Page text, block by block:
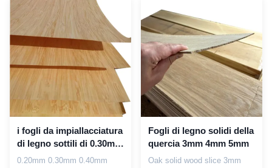
i fogli da impiallacciatura
di legno sottili di 0.30mm
0.40mm 0.50mm
0.20mm 0.30mm 0.40mm
Fogli di legno solidi della
quercia 3mm 4mm 5mm
Oak solid wood slice 3mm